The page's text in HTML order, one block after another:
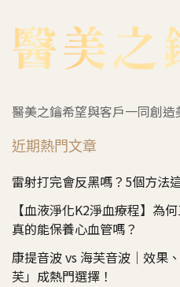
醫美之鑰希望與客戶一同創造
近期熱門文章
雷射打完會反黑嗎？5個方法
【血液淨化K2淨血療程】為
真的能保養心血管嗎？
康提音波 vs 海芙音波｜效果
芙」成熱門選擇！